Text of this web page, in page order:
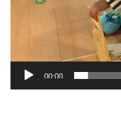
ー
ヤ
00:00